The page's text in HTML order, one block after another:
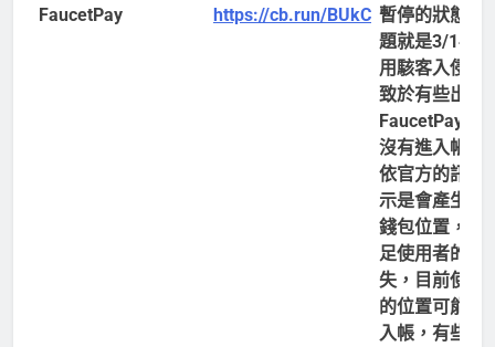
FaucetPay https://cb.run/BUkC 暫停的狀態，
題就是3/14時
用駭客入侵，
致於有些出金
FaucetPay的
沒有進入帳戶
依官方的訊息
示是會產生新
錢包位置，前
足使用者的損
失，目前使用
的位置可能不
入帳，有些任